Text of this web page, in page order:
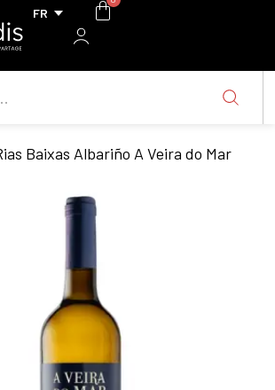
Baixas Albariño A Veira do Mar